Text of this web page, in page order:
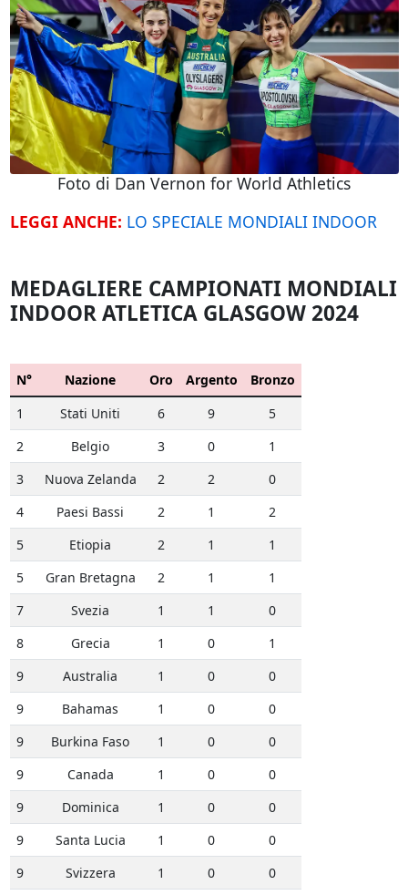
Foto di Dan Vernon for World Athletics
LEGGI ANCHE: LO SPECIALE MONDIALI INDOOR
MEDAGLIERE CAMPIONATI MONDIALI
INDOOR ATLETICA GLASGOW 2024
N° Nazione Oro Argento
Bronzo
1
Stati Uniti 6 9
5
2
Belgio 3 0
1
3
Nuova Zelanda 2 2
0
4
Paesi Bassi 2 1
2
5
Etiopia 2 1
1
5
Gran Bretagna 2 1
1
7
Svezia 1 1
0
8
Grecia 1 0
1
9
Australia 1 0
0
9
Bahamas 1 0
0
9
Burkina Faso 1 0
0
9
Canada 1 0
0
9
Dominica 1 0
0
9
Santa Lucia 1 0
0
9
Svizzera 1 0
0